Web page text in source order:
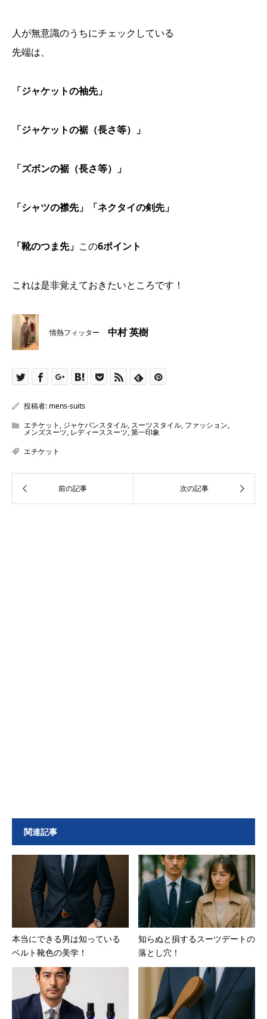
人が無意識のうちにチェックしている
先端は、
「ジャケットの袖先」
「ジャケットの裾（長さ等）」
「ズボンの裾（長さ等）」
「シャツの襟先」「ネクタイの剣先」
「靴のつま先」 この6ポイント
これは是非覚えておきたいところです！
情熱フィッター 中村 英樹
投稿者: mens-suits
エチケット , ジャケパンスタイル, スーツスタイル, ファッション,
メンズスーツ, レディーススーツ,第一印象
エチケット
関連記事
本当にできる男は知っている
ベルト靴色の美学！
知らぬと損するスーツデートの
落とし穴！